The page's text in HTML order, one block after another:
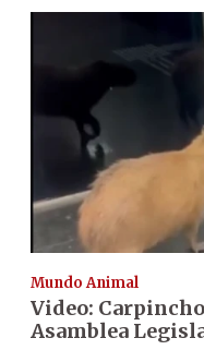
Mundo Animal
Video:
Asamblea